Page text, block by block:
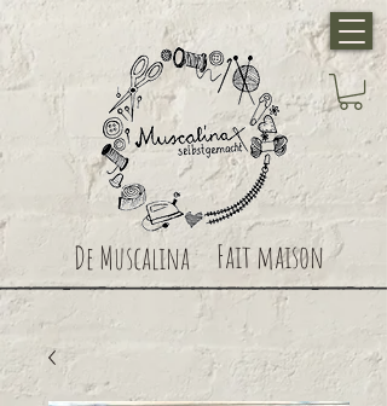
De Muscalina Fait maison